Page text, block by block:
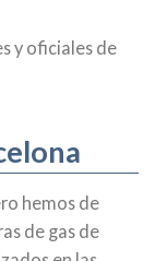
y oficiales de
hemos de
de gas de